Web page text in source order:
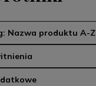
Nazwa produktu A-Z